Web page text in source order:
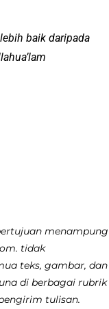
baik daripada
menampung
tidak
teks, gambar, dan
di berbagai rubrik
tulisan.